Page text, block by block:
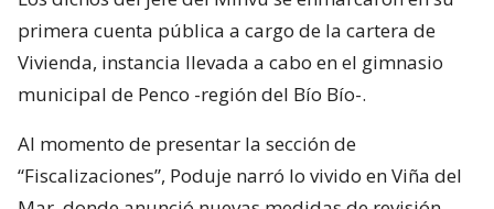
“Fiscalizaciones”, Poduje narró lo vivido en Viña del
Mar, donde anunció nuevas medidas de revisión.
Entre estas, por ejemplo, la creación de un
de empresas constructoras para la adjudicación
de proyectos habitacionales.
“ Es una vergüenza que nos tocó en Viña del Mar.